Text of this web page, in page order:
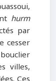
hurm
par
cesser
villes,